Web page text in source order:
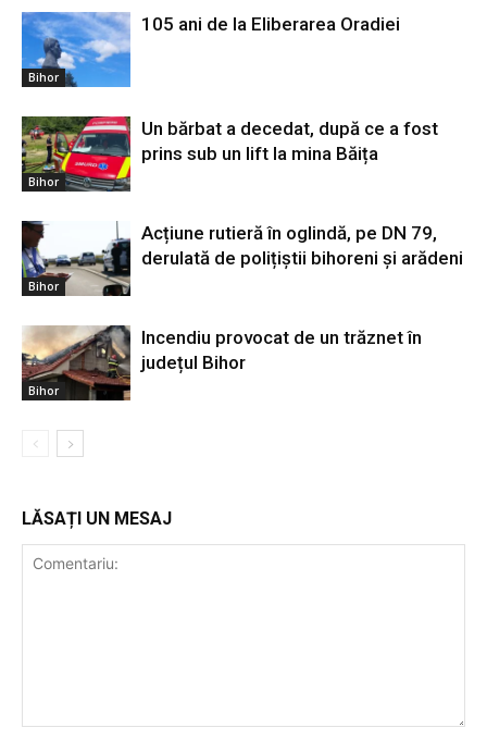
Bihor
105 ani de la Eliberarea Oradiei
Bihor
Un bărbat a decedat, după ce a fost
prins sub un lift la mina Băița
Bihor
Acțiune rutieră în oglindă, pe DN 79,
derulată de polițiștii bihoreni și arădeni
Bihor
Incendiu provocat de un trăznet în
județul Bihor
LĂSAȚI UN MESAJ